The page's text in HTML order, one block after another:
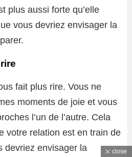
plus aussi forte qu’elle
vous devriez envisager la
fait plus rire. Vous ne
moments de joie et vous
l’un de l’autre. Cela
votre relation est en train de
devriez envisager la
close